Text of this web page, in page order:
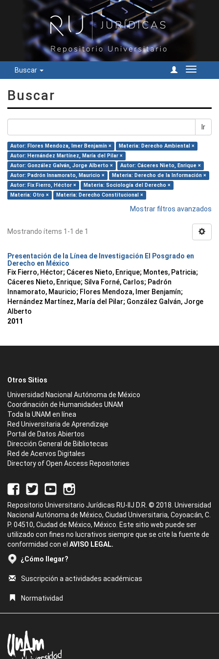
Buscar
Cambiar
Buscar
Ir
Autor: Flores Mendoza, Imer Benjamín ×
Materia: Derecho Ambiental ×
Autor: Hernández Martínez, María del Pilar ×
Autor: González Galván, Jorge Alberto ×
Autor: Cáceres Nieto, Enrique ×
Autor: Padrón Innamorato, Mauricio ×
Materia: Derecho de la Información ×
Autor: Fix Fierro, Héctor ×
Materia: Sociología del Derecho ×
Materia: Otro ×
Materia: Derecho Constitucional ×
Mostrar filtros avanzados
Mostrando ítems 1-1 de 1
Presentación de la Línea de Investigación El Posgrado en
Derecho en México
Fix Fierro, Héctor; Cáceres Nieto, Enrique; Montes, Patricia;
Cáceres Nieto, Enrique; Silva Forné, Carlos; Padrón
Innamorato, Mauricio; Flores Mendoza, Imer Benjamín;
Hernández Martínez, María del Pilar; González Galván, Jorge
Alberto
2011
Otros Sitios
Universidad Nacional Autónoma de México
Coordinación de Humanidades UNAM
Toda la UNAM en línea
Red Universitaria de Aprendizaje
Portal de Datos Abiertos
Dirección General de Bibliotecas
Red de Acervos Digitales
Directory of Open Access Repositories
Repositorio Universitario Jurídicas RU-IIJ D.R. © 2018. Universidad
Nacional Autónoma de México, Ciudad Universitaria, Coyoacán, C.
P. 04510, Ciudad de México, México. Este sitio web puede ser
utilizado con fines no lucrativos siempre que se cite la fuente de
conformidad con el AVISO LEGAL.
¿Cómo llegar?
Suscripción a actividades académicas
Normatividad